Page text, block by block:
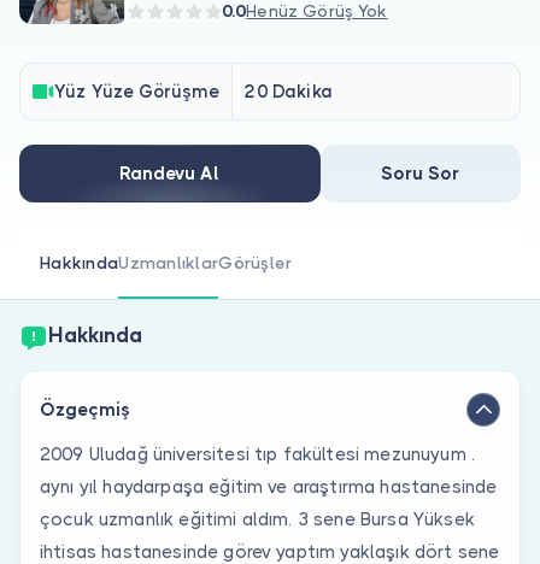
Hakkımızda
Hastalar için
Doktorlar için
Doktor musunuz?
0.0Henüz Görüş Yok
Yüz Yüze Görüşme 20 Dakika
Randevu Al Soru Sor
HakkındaUzmanlıklarGörüşler
Hakkında
Özgeçmiş
2009 Uludağ üniversitesi tıp fakültesi mezunuyum .
aynı yıl haydarpaşa eğitim ve araştırma hastanesinde
çocuk uzmanlık eğitimi aldım. 3 sene Bursa Yüksek
ihtisas hastanesinde görev yaptım yaklaşık dört sene